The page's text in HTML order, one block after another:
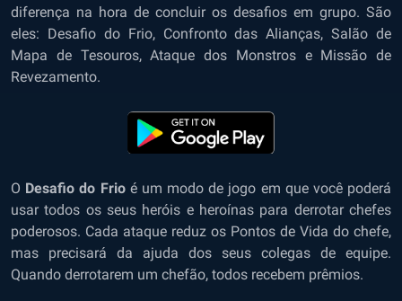
diferença na hora de concluir os desafios em grupo. São
eles: Desafio do Frio, Confronto das Alianças, Salão de
Mapa de Tesouros, Ataque dos Monstros e Missão de
Revezamento.
O Desafio do Frio é um modo de jogo em que você poderá
usar todos os seus heróis e heroínas para derrotar chefes
poderosos. Cada ataque reduz os Pontos de Vida do chefe,
mas precisará da ajuda dos seus colegas de equipe.
Quando derrotarem um chefão, todos recebem prêmios.